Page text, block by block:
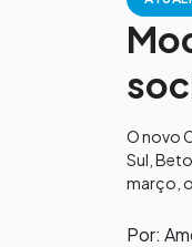
O novo
Sul,
março,
Por: